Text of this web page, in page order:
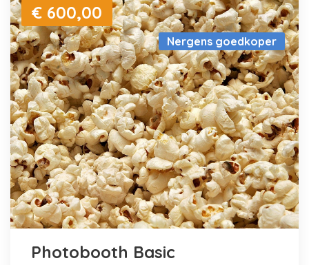
Nergens goedkoper
€ 600,00
Photobooth Basic